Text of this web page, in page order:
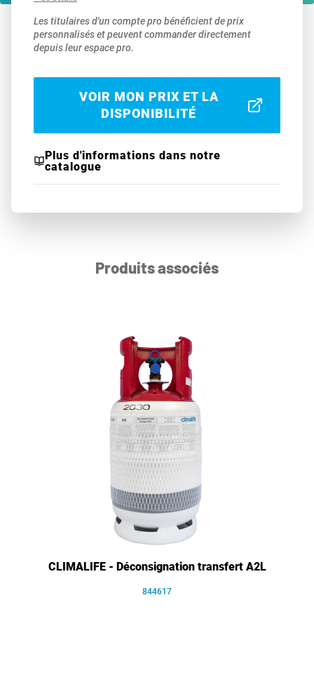
Les titulaires d'un compte pro bénéficient de prix
personnalisés et peuvent commander directement
depuis leur espace pro.
VOIR MON PRIX ET LA
DISPONIBILITÉ
Plus d'informations dans notre
catalogue
Produits associés
CLIMALIFE - Déconsignation transfert A2L
844617